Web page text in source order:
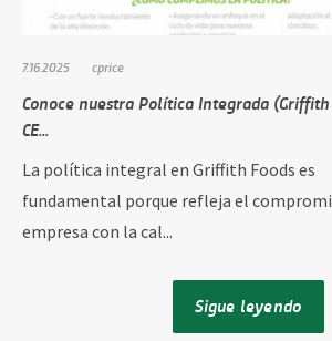
7.16.2025 cprice
Conoce nuestra Política Integrada (Griffith
CE...
La política integral en Griffith Foods es
fundamental porque refleja el
empresa con la cal...
Sigue leyendo